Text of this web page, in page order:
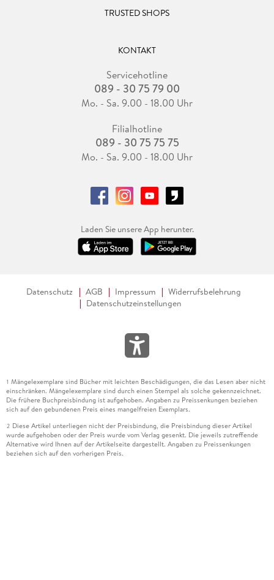
TRUSTED SHOPS
KONTAKT
Servicehotline
089 - 30 75 79 00
Mo. - Sa. 9.00 - 18.00 Uhr
Filialhotline
089 - 30 75 75 75
Mo. - Sa. 9.00 - 18.00 Uhr
Laden Sie unsere App herunter.
Datenschutz AGB Impressum
Widerrufsbelehrung
Datenschutzeinstellungen
1 Mängelexemplare sind Bücher mit leichten Beschädigungen, die das Lesen aber nicht
einschränken. Mängelexemplare sind durch einen Stempel als solche gekennzeichnet.
Die frühere Buchpreisbindung ist aufgehoben. Angaben zu Preissenkungen beziehen
sich auf den gebundenen Preis eines mangelfreien Exemplars.
2 Diese Artikel unterliegen nicht der Preisbindung, die Preisbindung dieser Artikel
wurde aufgehoben oder der Preis wurde vom Verlag gesenkt. Die jeweils zutreffende
Alternative wird Ihnen auf der Artikelseite dargestellt. Angaben zu Preissenkungen
beziehen sich auf den vorherigen Preis.